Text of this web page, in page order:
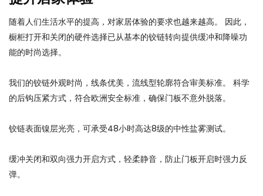
随着人们生活水平的提高，对家居体验的要求也越来越高。 因此，
橱柜打开和关闭的硬件选择已从基本的铰链转向提供缓冲和降噪功
能的时尚选择。
我们的铰链外观时尚，线条优美，流线型轮廓符合审美标准。 科学
的后钩压紧方式，符合欧洲安全标准，确保门板不意外脱落。
铰链表面镍层光亮，可承受48小时高达8级的中性盐雾测试。
缓冲关闭和双向强力开启方式，轻柔静音，防止门板开启时强力反
弹。